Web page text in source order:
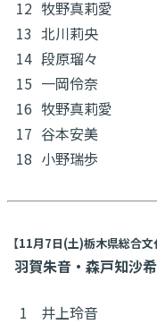
12 牧野真莉愛
13 北川莉央
14 段原瑠々
15 一岡伶奈
16 牧野真莉愛
17 谷本安美
18 小野瑞歩
【11月7日(土)栃木県総合
羽賀朱音・森戸知沙
1
井上玲音